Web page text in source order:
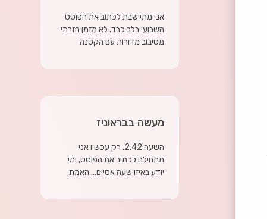
אני מתיישבת לכתוב את הפוסט
השבועי בלב כבד. לא מזמן חזרתי
מסיבוב מדורות עם הקטנה
מעשה בבראוניז
השעה 2:42. רק עכשיו אני
מתחילה לכתוב את הפוסט, ומי
יודע באיזו שעה אסיים… האמת,